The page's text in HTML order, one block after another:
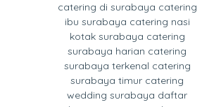
catering di surabaya catering
ibu surabaya catering nasi
kotak surabaya catering
surabaya harian catering
surabaya terkenal catering
surabaya timur catering
wedding surabaya daftar